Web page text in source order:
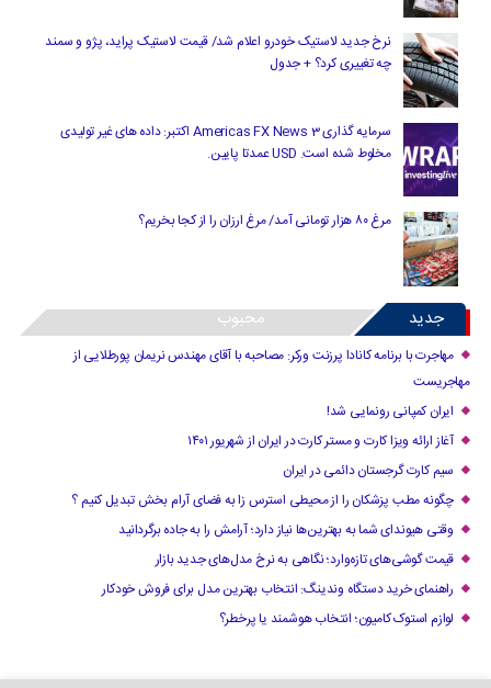
نرخ جدید لاستیک خودرو اعلام شد/ قیمت لاستیک پراید، پژو و سمند
چه تغییری کرد؟ + جدول
سرمایه گذاری Americas FX News 3 اکتبر: داده های غیر تولیدی
مخلوط شده است. USD عمدتا پایین.
مرغ ۸۰ هزار تومانی آمد/ مرغ ارزان را از کجا بخریم؟
جدید محبوب
مهاجرت با برنامه کانادا پرزنت ورکر: مصاحبه با آقای مهندس نریمان پورطلایی از
مهاجریست
ایران کمپانی رونمایی شد!
آغاز ارائه ویزا کارت و مستر کارت در ایران از شهریور ۱۴۰۱
سیم کارت گرجستان دائمی در ایران
چگونه مطب پزشکان را از محیطی استرس زا به فضای آرام بخش تبدیل کنیم ؟
وقتی هیوندای شما به بهترین‌ها نیاز دارد؛ آرامش را به جاده برگردانید
قیمت گوشی‌های تازه‌وارد؛ نگاهی به نرخ مدل‌های جدید بازار
راهنمای خرید دستگاه وندینگ: انتخاب بهترین مدل برای فروش خودکار
لوازم استوک کامیون؛ انتخاب هوشمند یا پرخطر؟